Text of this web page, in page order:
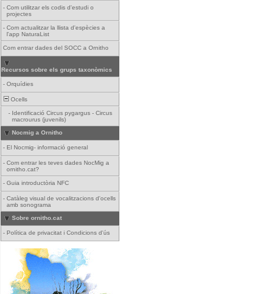
- Com utilitzar els codis d'estudi o
projectes
- Com actualitzar la llista d'espècies a
l'app NaturaList
Com entrar dades del SOCC a Ornitho
Recursos sobre els grups taxonòmics
- Orquídies
Ocells
- Identificació Circus pygargus - Circus
macrourus (juvenils)
Nocmig a Ornitho
- El Nocmig- informació general
- Com entrar les teves dades NocMig a
ornitho.cat?
- Guia introductòria NFC
- Catàleg visual de vocalitzacions d'ocells
amb sonograma
Sobre ornitho.cat
- Política de privacitat i Condicions d'ús